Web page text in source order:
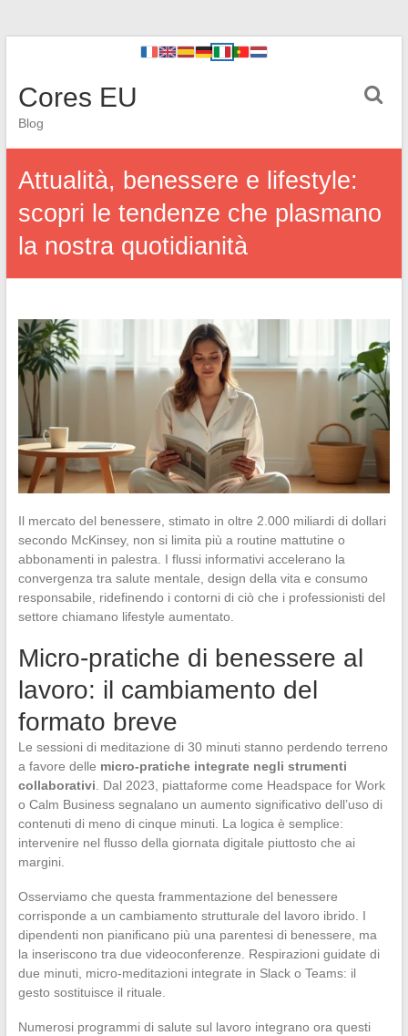
Cores EU
Blog
Attualità, benessere e lifestyle:
scopri le tendenze che plasmano
la nostra quotidianità
Il mercato del benessere, stimato in oltre 2.000 miliardi di dollari
secondo McKinsey, non si limita più a routine mattutine o
abbonamenti in palestra. I flussi informativi accelerano la
convergenza tra salute mentale, design della vita e consumo
responsabile, ridefinendo i contorni di ciò che i professionisti del
settore chiamano lifestyle aumentato.
Micro-pratiche di benessere al
lavoro: il cambiamento del
formato breve
Le sessioni di meditazione di 30 minuti stanno perdendo terreno
a favore delle micro-pratiche integrate negli strumenti
collaborativi . Dal 2023, piattaforme come Headspace for Work
o Calm Business segnalano un aumento significativo dell’uso di
contenuti di meno di cinque minuti. La logica è semplice:
intervenire nel flusso della giornata digitale piuttosto che ai
margini.
Osserviamo che questa frammentazione del benessere
corrisponde a un cambiamento strutturale del lavoro ibrido. I
dipendenti non pianificano più una parentesi di benessere, ma
la inseriscono tra due videoconferenze. Respirazioni guidate di
due minuti, micro-meditazioni integrate in Slack o Teams: il
gesto sostituisce il rituale.
Numerosi programmi di salute sul lavoro integrano ora questi